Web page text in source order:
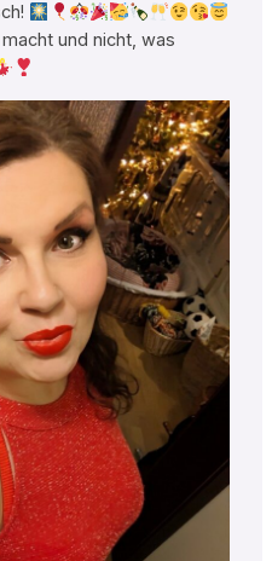
und nicht, was